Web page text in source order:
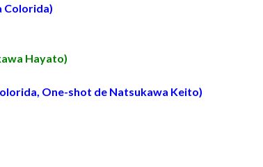
Colorida)
Hayato)
One-shot de Natsukawa Keito)